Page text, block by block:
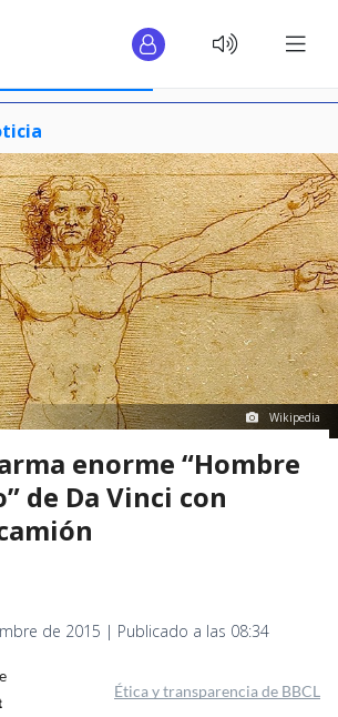
Wikipedia
enorme “Hombre
de Da Vinci con
de 2015 | Publicado a las 08:34
Ética y transparencia de BBCL